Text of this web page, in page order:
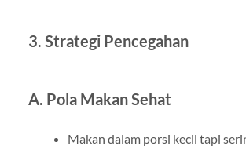
3. Strategi Pencegahan
A. Pola Makan Sehat
Makan dalam porsi kecil tapi